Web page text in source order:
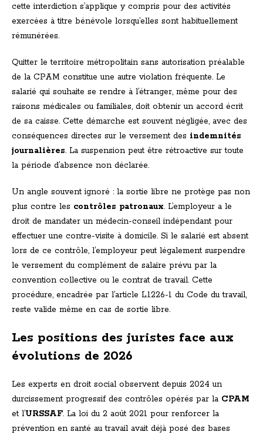
cette interdiction s’applique y compris pour des activités
exercées à titre bénévole lorsqu’elles sont habituellement
rémunérées.
Quitter le territoire métropolitain sans autorisation préalable
de la CPAM constitue une autre violation fréquente. Le
salarié qui souhaite se rendre à l’étranger, même pour des
raisons médicales ou familiales, doit obtenir un accord écrit
de sa caisse. Cette démarche est souvent négligée, avec des
conséquences directes sur le versement des indemnités
journalières. La suspension peut être rétroactive sur toute
la période d’absence non déclarée.
Un angle souvent ignoré : la sortie libre ne protège pas non
plus contre les contrôles patronaux. L’employeur a le
droit de mandater un médecin-conseil indépendant pour
effectuer une contre-visite à domicile. Si le salarié est absent
lors de ce contrôle, l’employeur peut légalement suspendre
le versement du complément de salaire prévu par la
convention collective ou le contrat de travail. Cette
procédure, encadrée par l’article L.1226-1 du Code du travail,
reste valide même en cas de sortie libre.
Les positions des juristes face aux
évolutions de 2026
Les experts en droit social observent depuis 2024 un
durcissement progressif des contrôles opérés par la CPAM
et l’URSSAF. La loi du 2 août 2021 pour renforcer la
prévention en santé au travail avait déjà posé des bases